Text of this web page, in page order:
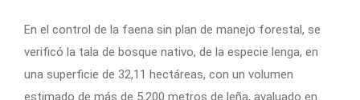
En el control de la faena sin plan de manejo forestal, se
verificó la tala de bosque nativo, de la especie lenga, en
una superficie de 32,11 hectáreas, con un volumen
estimado de más de 5.200 metros de leña, avaluado en